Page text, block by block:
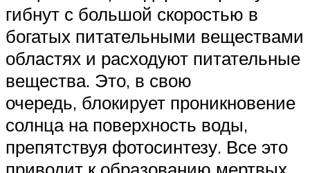
гибнут с большой скоростью в
богатых питательными веществами
областях и расходуют питательные
вещества. Это, в свою
очередь, блокирует проникновение
солнца на поверхность воды,
препятствуя фотосинтезу. Все это